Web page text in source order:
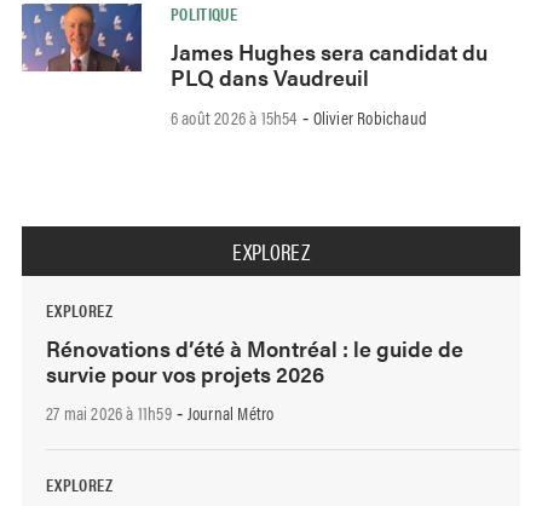
POLITIQUE
James Hughes sera candidat du
PLQ dans Vaudreuil
6 août 2026 à 15h54 - Olivier Robichaud
EXPLOREZ
EXPLOREZ
Rénovations d’été à Montréal : le guide de
survie pour vos projets 2026
27 mai 2026 à 11h59- Journal Métro
EXPLOREZ